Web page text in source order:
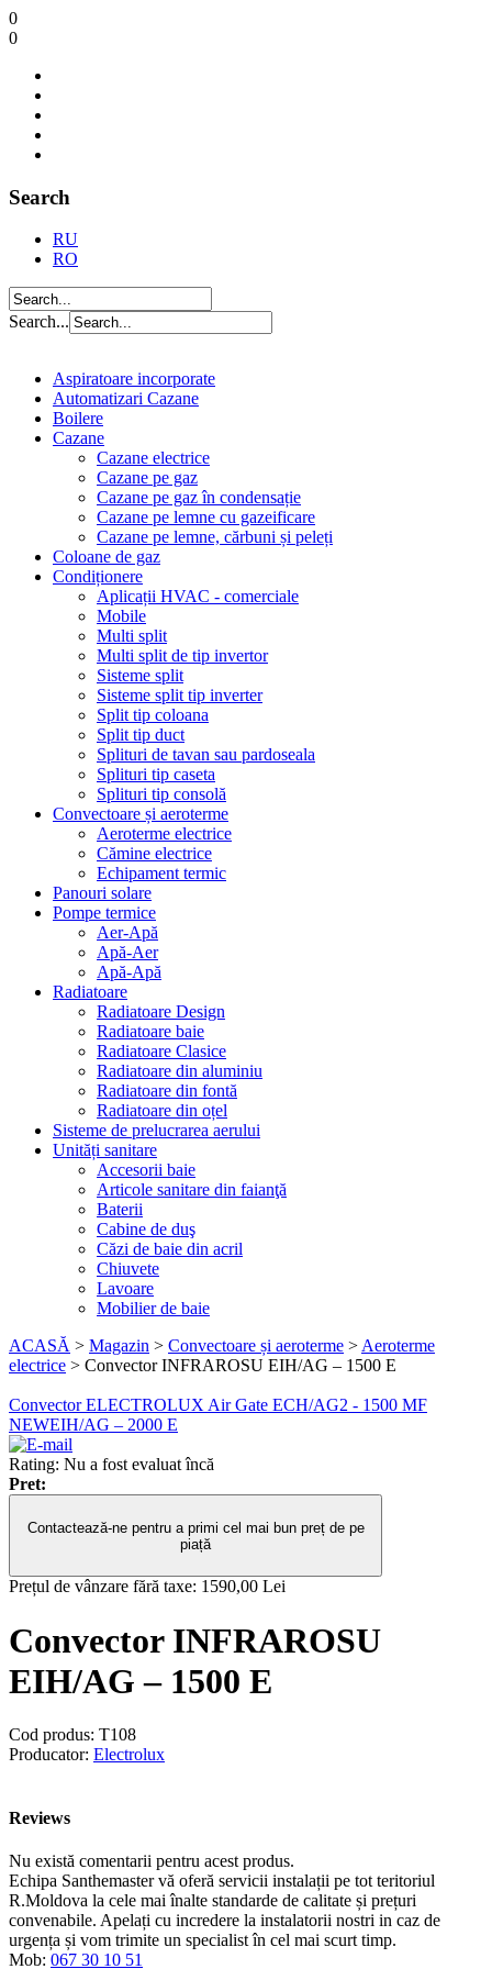
0
0
Search
RU
RO
Search...
Aspiratoare incorporate
Automatizari Cazane
Boilere
Cazane
Cazane electrice
Cazane pe gaz
Cazane pe gaz în condensație
Cazane pe lemne cu gazeificare
Cazane pe lemne, cărbuni și peleți
Coloane de gaz
Condiționere
Aplicații HVAC - comerciale
Mobile
Multi split
Multi split de tip invertor
Sisteme split
Sisteme split tip inverter
Split tip coloana
Split tip duct
Splituri de tavan sau pardoseala
Splituri tip caseta
Splituri tip consolă
Convectoare și aeroterme
Aeroterme electrice
Cămine electrice
Echipament termic
Panouri solare
Pompe termice
Aer-Apă
Apă-Aer
Apă-Apă
Radiatoare
Radiatoare Design
Radiatoare baie
Radiatoare Clasice
Radiatoare din aluminiu
Radiatoare din fontă
Radiatoare din oțel
Sisteme de prelucrarea aerului
Unități sanitare
Accesorii baie
Articole sanitare din faianţă
Baterii
Cabine de duş
Căzi de baie din acril
Chiuvete
Lavoare
Mobilier de baie
ACASĂ > Magazin > Convectoare și aeroterme >Aeroterme
electrice > Convector INFRAROSU EIH/AG – 1500 E
Convector ELECTROLUX Air Gate ECH/AG2 - 1500 MF
NEWEIH/AG – 2000 E
Rating: Nu a fost evaluat încă
Pret:
Contactează-ne pentru a primi cel mai bun preț de pe
piață
Prețul de vânzare fără taxe: 1590,00 Lei
Convector INFRAROSU
EIH/AG – 1500 E
Cod produs: T108
Producator: Electrolux
Reviews
Nu există comentarii pentru acest produs.
Echipa Santhemaster vă oferă servicii instalații pe tot teritoriul
R.Moldova la cele mai înalte standarde de calitate și prețuri
convenabile. Apelați cu incredere la instalatorii nostri in caz de
urgența și vom trimite un specialist în cel mai scurt timp.
Mob: 067 30 10 51